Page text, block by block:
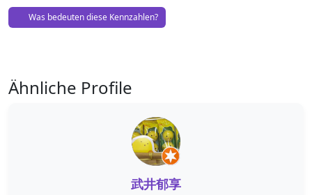
Was bedeuten diese Kennzahlen?
Ähnliche Profile
武井郁享